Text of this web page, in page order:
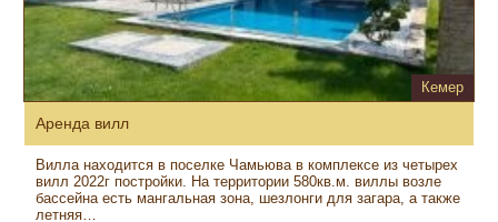
Кемер
Аренда вилл
Вилла находится в поселке Чамьюва в комплексе из четырех
вилл 2022г постройки. На территории 580кв.м. виллы возле
бассейна есть мангальная зона, шезлонги для загара, а также
летняя…